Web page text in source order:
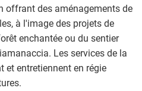
offrant des aménagements de
à l'image des projets de
enchantée ou du sentier
Les services de la
et entretiennent en régie